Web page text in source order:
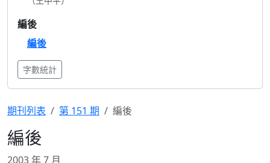
編後
編後
字數統計
期刊列表 第 151 期 編後
編後
2003 年 7 月